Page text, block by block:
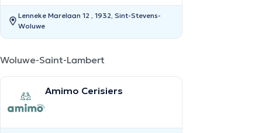
Lenneke Marelaan 12 , 1932, Sint-Stevens-
Woluwe
Woluwe-Saint-Lambert
Amimo Cerisiers